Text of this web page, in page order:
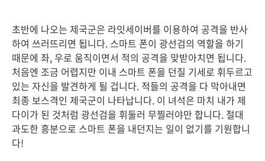
초반에 나오는 제국군은 라잇세이버를 이용하여 공격을 반사
하여 쓰러뜨리면 됩니다. 스마트 폰이 광선검의 역할을 하기
때문에 좌, 우로 움직이면서 적의 공격을 맞받아치면 됩니다.
처음엔 조금 어렵지만 이내 스마트 폰을 던질 기세로 휘두르고
있는 자신을 발견하게 될 겁니다. 적들의 공격을 다 막아내면
최종 보스격인 제국군이 나타납니다. 이 녀석은 마치 내가 제
다이가 된 것처럼 광선검을 휘둘러 무찔러야만 합니다. 절대
과도한 흥분으로 스마트 폰을 내던지는 일이 없기를 기원합니
다!